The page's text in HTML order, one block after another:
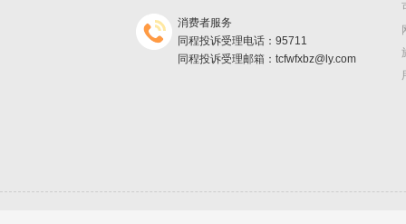
消费者服务
同程投诉受理电话：95711
同程投诉受理邮箱：tcfwfxbz@ly.com